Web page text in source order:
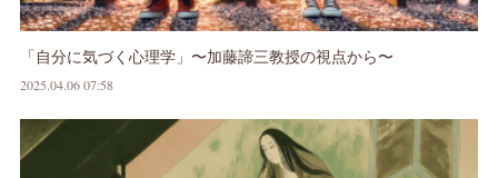
「自分に気づく心理学」〜加藤諦三教授の視点から〜
2025.04.06 07:58